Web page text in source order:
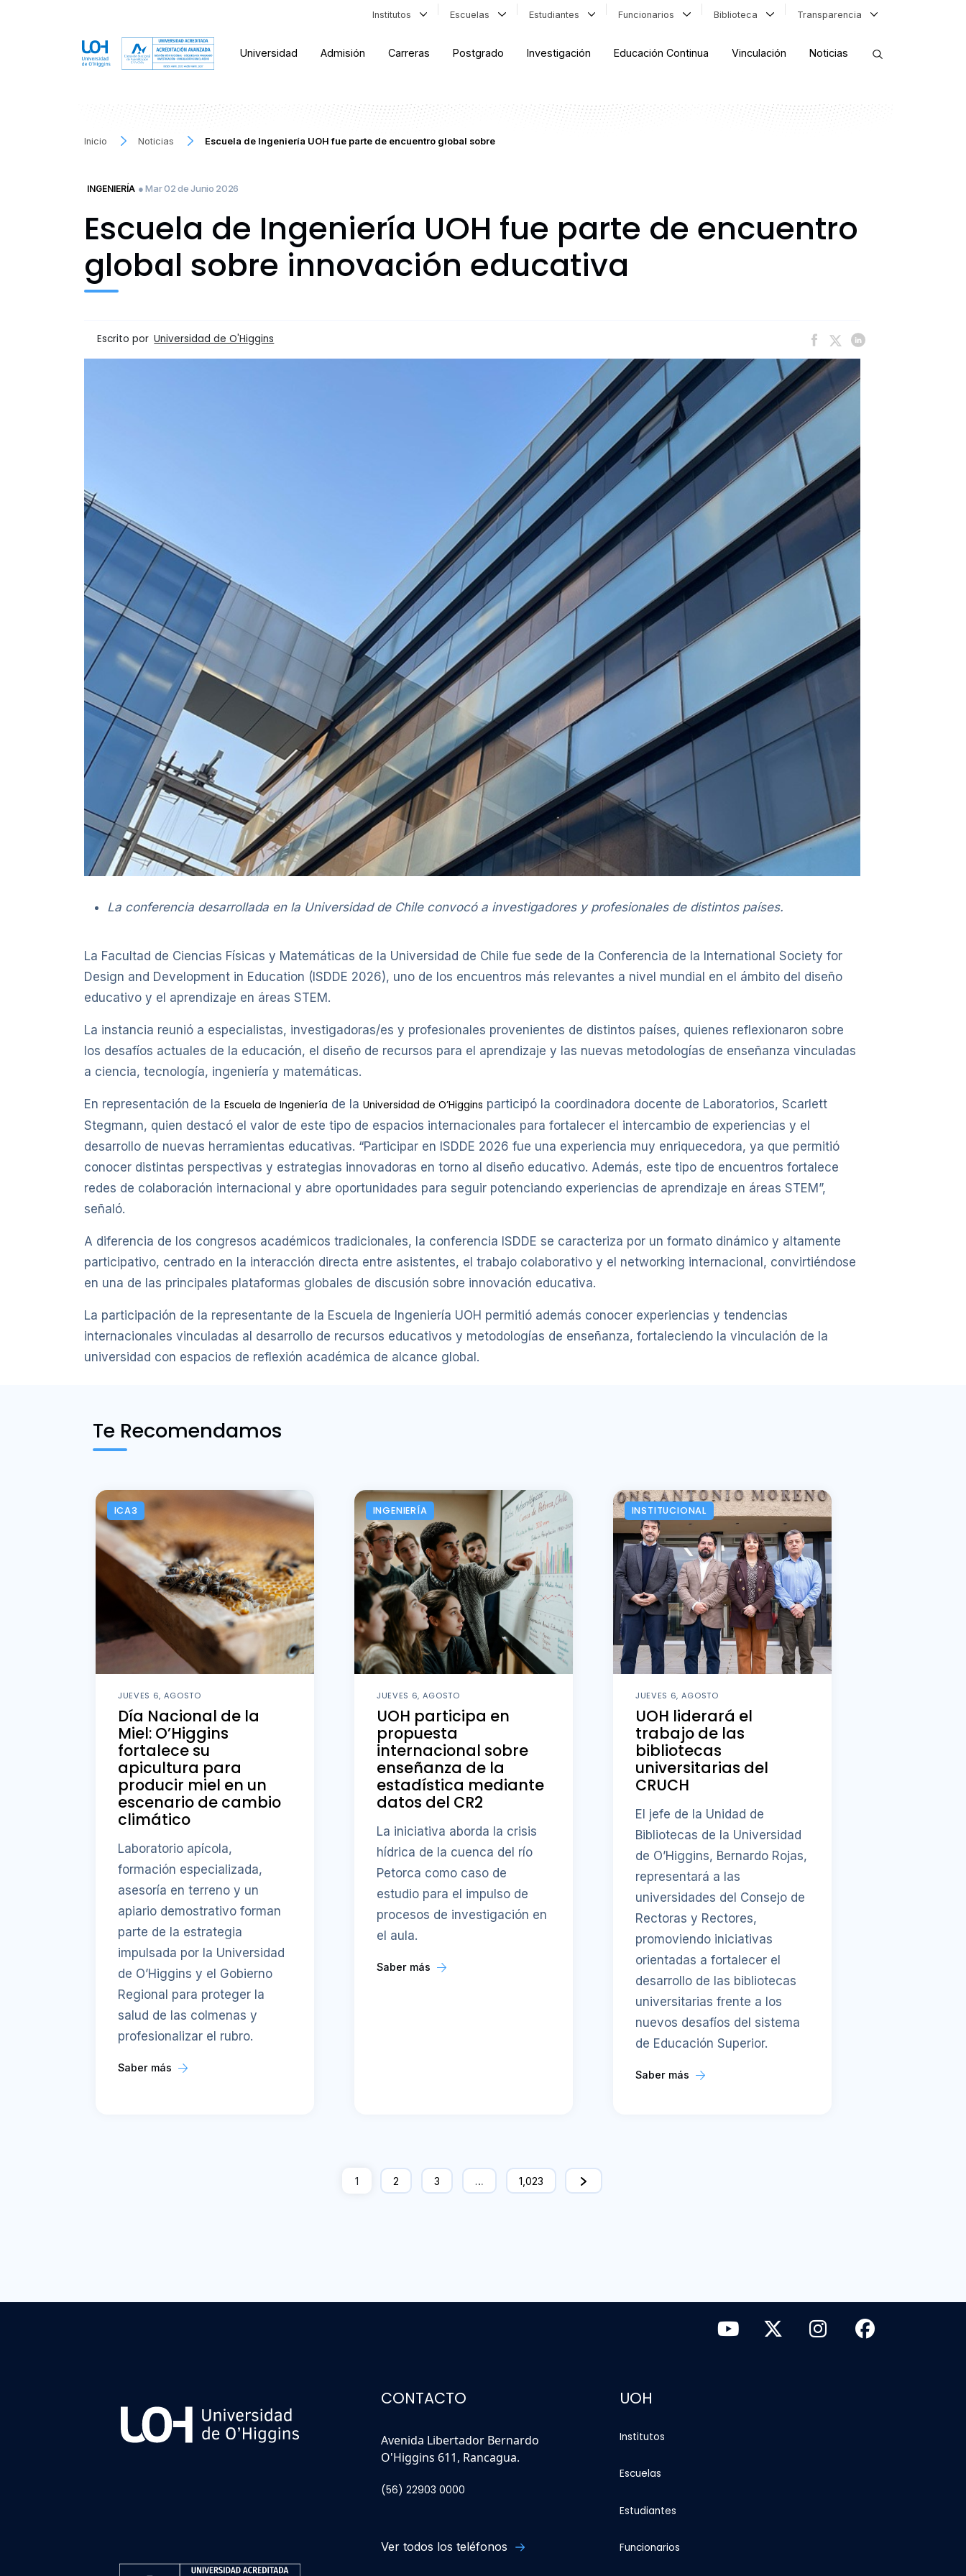
Institutos Escuelas Estudiantes Funcionarios Biblioteca Transparencia
Universidad Admisión Carreras Postgrado Investigación Educación Continua Vinculación Noticias
Inicio Noticias Escuela de Ingeniería UOH fue parte de encuentro global sobre
INGENIERÍA ● Mar 02 de Junio 2026
Escuela de Ingeniería UOH fue parte de encuentro
global sobre innovación educativa
Escrito por Universidad de O'Higgins
La conferencia desarrollada en la Universidad de Chile convocó a investigadores y profesionales de distintos países.
La Facultad de Ciencias Físicas y Matemáticas de la Universidad de Chile fue sede de la Conferencia de la International Society for
Design and Development in Education (ISDDE 2026), uno de los encuentros más relevantes a nivel mundial en el ámbito del diseño
educativo y el aprendizaje en áreas STEM.
La instancia reunió a especialistas, investigadoras/es y profesionales provenientes de distintos países, quienes reflexionaron sobre
los desafíos actuales de la educación, el diseño de recursos para el aprendizaje y las nuevas metodologías de enseñanza vinculadas
a ciencia, tecnología, ingeniería y matemáticas.
En representación de la Escuela de Ingeniería de la Universidad de O’Higgins participó la coordinadora docente de Laboratorios, Scarlett
Stegmann, quien destacó el valor de este tipo de espacios internacionales para fortalecer el intercambio de experiencias y el
desarrollo de nuevas herramientas educativas. “Participar en ISDDE 2026 fue una experiencia muy enriquecedora, ya que permitió
conocer distintas perspectivas y estrategias innovadoras en torno al diseño educativo. Además, este tipo de encuentros fortalece
redes de colaboración internacional y abre oportunidades para seguir potenciando experiencias de aprendizaje en áreas STEM”,
señaló.
A diferencia de los congresos académicos tradicionales, la conferencia ISDDE se caracteriza por un formato dinámico y altamente
participativo, centrado en la interacción directa entre asistentes, el trabajo colaborativo y el networking internacional, convirtiéndose
en una de las principales plataformas globales de discusión sobre innovación educativa.
La participación de la representante de la Escuela de Ingeniería UOH permitió además conocer experiencias y tendencias
internacionales vinculadas al desarrollo de recursos educativos y metodologías de enseñanza, fortaleciendo la vinculación de la
universidad con espacios de reflexión académica de alcance global.
Te Recomendamos
ICA3
JUEVES 6, AGOSTO
Día Nacional de la
Miel: O’Higgins
fortalece su
apicultura para
producir miel en un
escenario de cambio
climático
Laboratorio apícola,
formación especializada,
asesoría en terreno y un
apiario demostrativo forman
parte de la estrategia
impulsada por la Universidad
de O’Higgins y el Gobierno
Regional para proteger la
salud de las colmenas y
profesionalizar el rubro.
Saber más
INGENIERÍA
JUEVES 6, AGOSTO
UOH participa en
propuesta
internacional sobre
enseñanza de la
estadística mediante
datos del CR2
La iniciativa aborda la crisis
hídrica de la cuenca del río
Petorca como caso de
estudio para el impulso de
procesos de investigación en
el aula.
Saber más
INSTITUCIONAL
JUEVES 6, AGOSTO
UOH liderará el
trabajo de las
bibliotecas
universitarias del
CRUCH
El jefe de la Unidad de
Bibliotecas de la Universidad
de O’Higgins, Bernardo Rojas,
representará a las
universidades del Consejo de
Rectoras y Rectores,
promoviendo iniciativas
orientadas a fortalecer el
desarrollo de las bibliotecas
universitarias frente a los
nuevos desafíos del sistema
de Educación Superior.
Saber más
1 2 3 … 1,023
CONTACTO
Avenida Libertador Bernardo
O'Higgins 611, Rancagua.
(56) 22903 0000
Ver todos los teléfonos
UOH
Institutos
Escuelas
Estudiantes
Funcionarios